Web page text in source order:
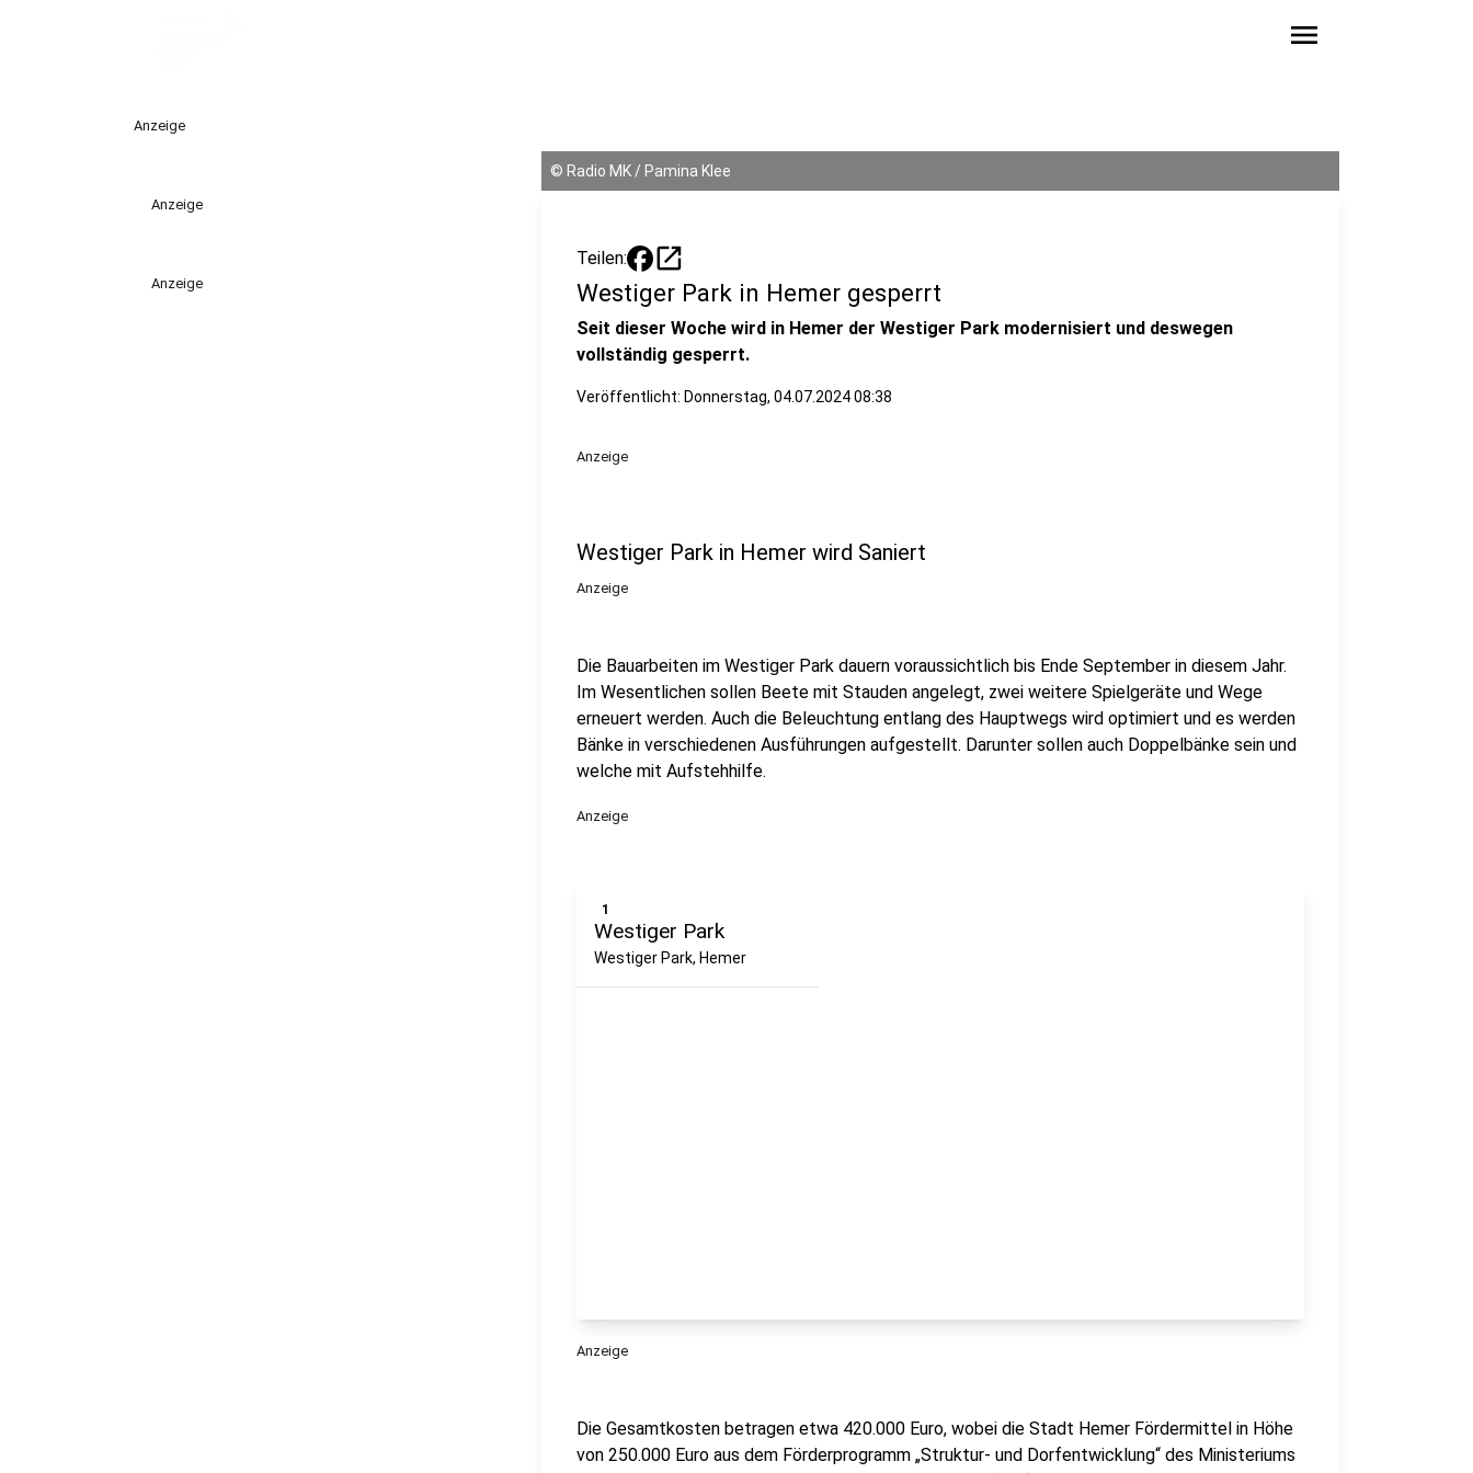
menu
Anzeige
Anzeige
Anzeige
© Radio MK / Pamina Klee
Teilen: open_in_new
Westiger Park in Hemer gesperrt
Seit dieser Woche wird in Hemer der Westiger Park modernisiert und deswegen
vollständig gesperrt.
Veröffentlicht: Donnerstag, 04.07.2024 08:38
Anzeige
Westiger Park in Hemer wird Saniert
Anzeige
Die Bauarbeiten im Westiger Park dauern voraussichtlich bis Ende September in diesem Jahr.
Im Wesentlichen sollen Beete mit Stauden angelegt, zwei weitere Spielgeräte und Wege
erneuert werden. Auch die Beleuchtung entlang des Hauptwegs wird optimiert und es werden
Bänke in verschiedenen Ausführungen aufgestellt. Darunter sollen auch Doppelbänke sein und
welche mit Aufstehhilfe.
Anzeige
1
Westiger Park
Westiger Park, Hemer
Anzeige
Die Gesamtkosten betragen etwa 420.000 Euro, wobei die Stadt Hemer Fördermittel in Höhe
von 250.000 Euro aus dem Förderprogramm „Struktur- und Dorfentwicklung“ des Ministeriums